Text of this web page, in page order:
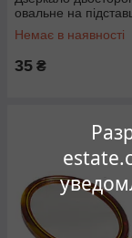
овальне на
Немає в наявності
35 ₴